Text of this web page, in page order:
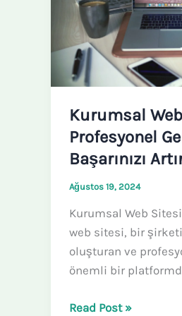
Kurumsal
Profesyonel
Başarınızı
Ağustos 19, 2024
Kurumsal Web
web sitesi, bir
oluşturan ve
önemli bir
Profesyonel
Geliştirme:
Dijital
Başarınızı
Read Post »